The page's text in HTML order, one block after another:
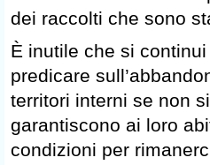
dei raccolti che sono
È inutile che si
predicare
territori interni se non si
garantiscono ai loro
condizioni per